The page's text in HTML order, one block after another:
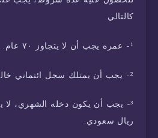
كالتالي
¹- عمره يجب أن لا يتجاوز ٧٠ عام.
²- يجب أن يمتلك سجل ائتماني خالي تماما من العيوب.
ريال سعودي.